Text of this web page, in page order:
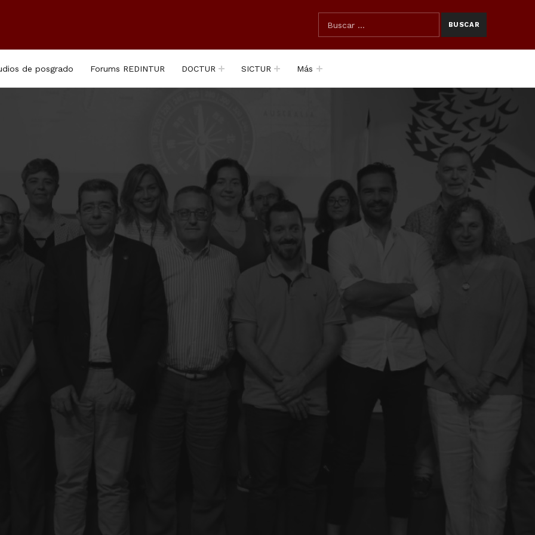
SEARCH THE SITE
Búsqueda para:
de posgrado Forums REDINTUR DOCTUR SICTUR Más